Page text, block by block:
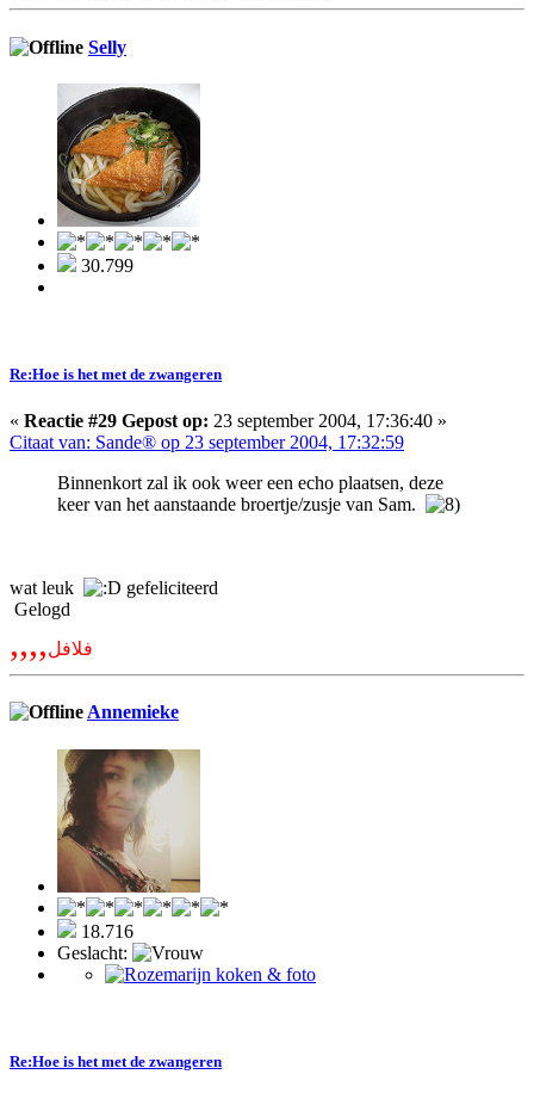
Selly
30.799
Re:Hoe is het met de zwangeren
« Reactie #29 Gepost op: 23 september 2004, 17:36:40 »
Citaat van: Sande® op 23 september 2004, 17:32:59
Binnenkort zal ik ook weer een echo plaatsen, deze
keer van het aanstaande broertje/zusje van Sam.
wat leuk
gefeliciteerd
Gelogd
,,,,فلافل
Annemieke
18.716
Geslacht:
Re:Hoe is het met de zwangeren